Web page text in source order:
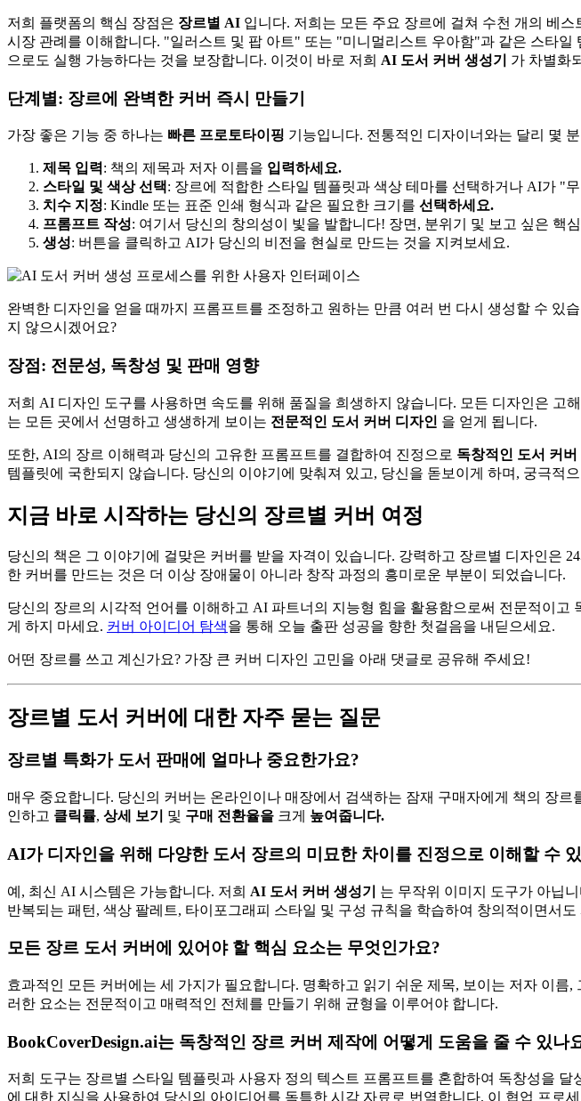
저희 플랫폼의 핵심 장점은 장르별 AI 입니다. 저희는 모든 주요 장르에 걸쳐 수천 개의 베
시장 관례를 이해합니다. "일러스트 및 팝 아트" 또는 "미니멀리스트 우아함"과 같은 스타
으로도 실행 가능하다는 것을 보장합니다. 이것이 바로 저희 AI 도서 커버 생성기 가 차별화
단계별: 장르에 완벽한 커버 즉시 만들기
가장 좋은 기능 중 하나는 빠른 프로토타이핑 기능입니다. 전통적인 디자이너와는 달리 몇
제목 입력: 책의 제목과 저자 이름을 입력하세요.
스타일 및 색상 선택: 장르에 적합한 스타일 템플릿과 색상 테마를 선택하거나 AI가 "
치수 지정: Kindle 또는 표준 인쇄 형식과 같은 필요한 크기를 선택하세요.
프롬프트 작성: 여기서 당신의 창의성이 빛을 발합니다! 장면, 분위기 및 보고 싶은 핵
생성: 버튼을 클릭하고 AI가 당신의 비전을 현실로 만드는 것을 지켜보세요.
완벽한 디자인을 얻을 때까지 프롬프트를 조정하고 원하는 만큼 여러 번 다시 생성할 수 있
지 않으시겠어요?
장점: 전문성, 독창성 및 판매 영향
저희 AI 디자인 도구를 사용하면 속도를 위해 품질을 희생하지 않습니다. 모든 디자인은 고
는 모든 곳에서 선명하고 생생하게 보이는 전문적인 도서 커버 디자인 을 얻게 됩니다.
또한, AI의 장르 이해력과 당신의 고유한 프롬프트를 결합하여 진정으로 독창적인 도서 커버
템플릿에 국한되지 않습니다. 당신의 이야기에 맞춰져 있고, 당신을 돋보이게 하며, 궁극적
지금 바로 시작하는 당신의 장르별 커버 여정
당신의 책은 그 이야기에 걸맞은 커버를 받을 자격이 있습니다. 강력하고 장르별 디자인은
한 커버를 만드는 것은 더 이상 장애물이 아니라 창작 과정의 흥미로운 부분이 되었습니다.
당신의 장르의 시각적 언어를 이해하고 AI 파트너의 지능형 힘을 활용함으로써 전문적이
게 하지 마세요. 커버 아이디어 탐색을 통해 오늘 출판 성공을 향한 첫걸음을 내딛으세요.
어떤 장르를 쓰고 계신가요? 가장 큰 커버 디자인 고민을 아래 댓글로 공유해 주세요!
장르별 도서 커버에 대한 자주 묻는 질문
장르별 특화가 도서 판매에 얼마나 중요한가요?
매우 중요합니다. 당신의 커버는 온라인이나 매장에서 검색하는 잠재 구매자에게 책의 장
인하고 클릭률, 상세 보기 및 구매 전환율을 크게 높여줍니다.
AI가 디자인을 위해 다양한 도서 장르의 미묘한 차이를 진정으로 이해할 수
예, 최신 AI 시스템은 가능합니다. 저희 AI 도서 커버 생성기
는 무작위 이미지 도구가 아닙
반복되는 패턴, 색상 팔레트, 타이포그래피 스타일 및 구성 규칙을 학습하여 창의적이면서
모든 장르 도서 커버에 있어야 할 핵심 요소는 무엇인가요?
효과적인 모든 커버에는 세 가지가 필요합니다. 명확하고 읽기 쉬운 제목, 보이는 저자 이
러한 요소는 전문적이고 매력적인 전체를 만들기 위해 균형을 이루어야 합니다.
BookCoverDesign.ai는 독창적인 장르 커버 제작에 어떻게 도움을 줄 수 있나
저희 도구는 장르별 스타일 템플릿과 사용자 정의 텍스트 프롬프트를 혼합하여 독창성을
에 대한 지식을 사용하여 당신의 아이디어를 독특한 시각 자료로 번역합니다. 이 협업 프로